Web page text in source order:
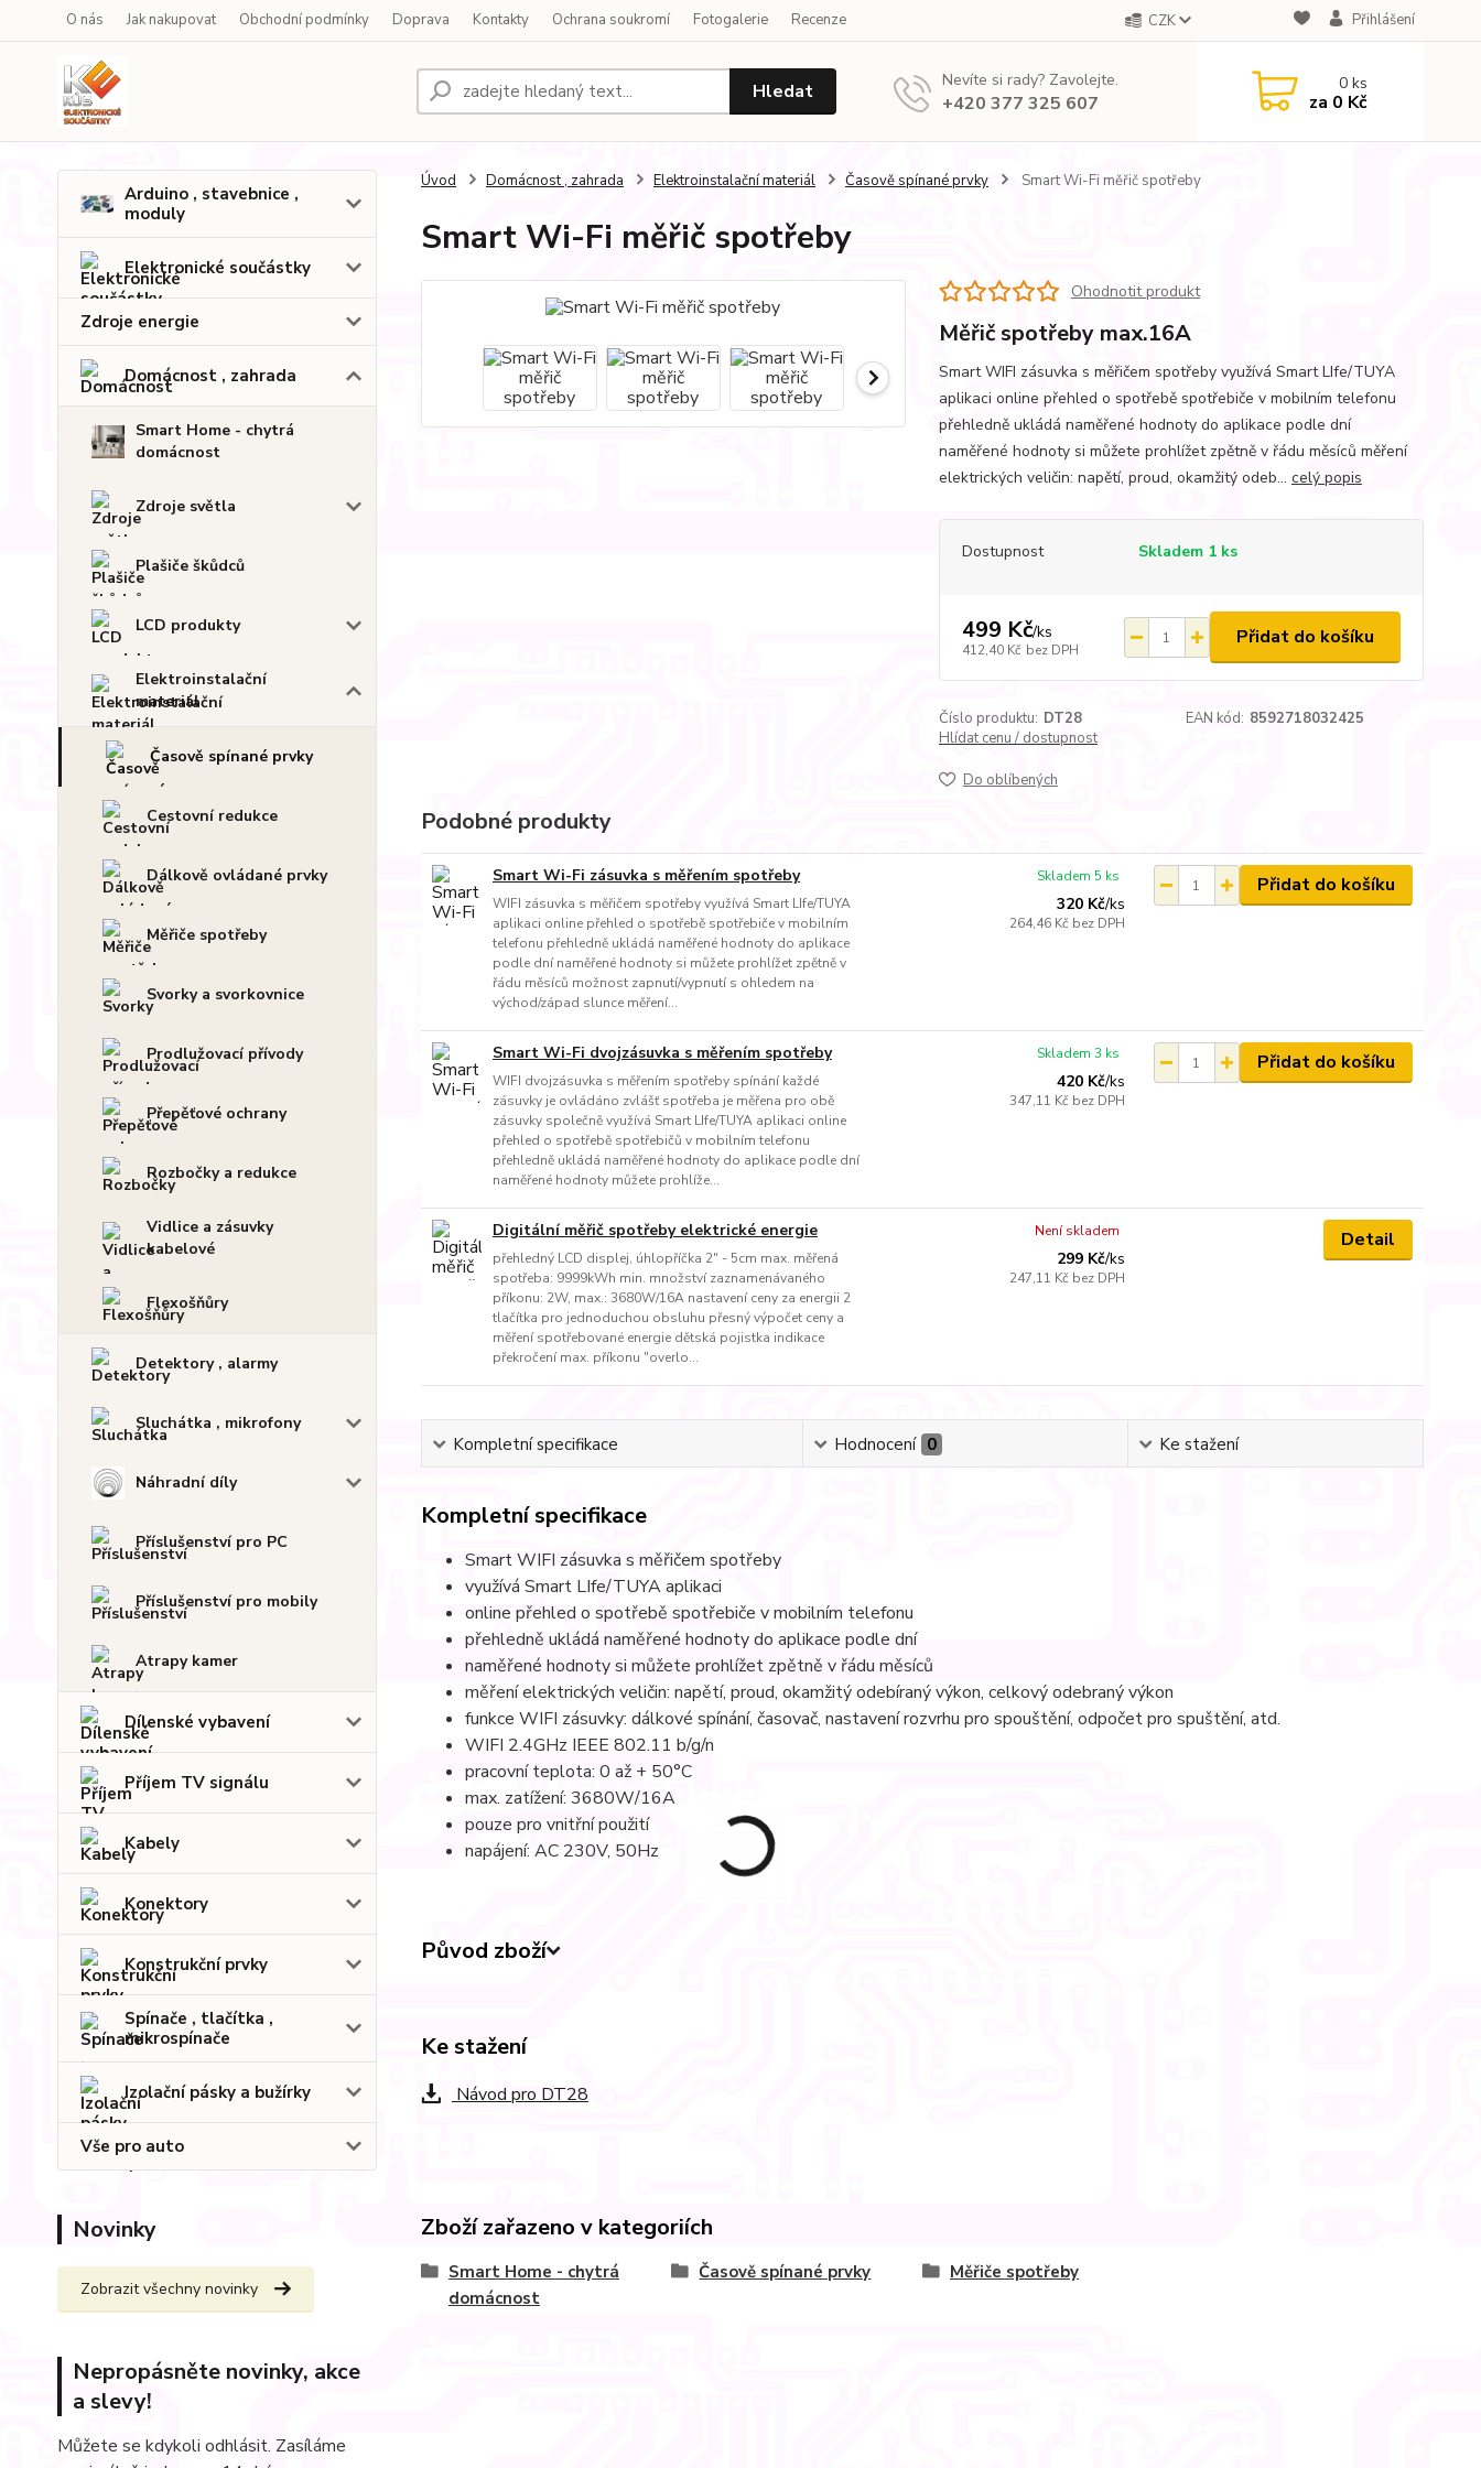
O nás Jak nakupovat Obchodní podmínky Doprava Kontakty Ochrana soukromí Fotogalerie Recenze CZK Přihlášení
Hledat Nevíte si rady? Zavolejte.
+420 377 325 607
0ks
za 0 Kč
Arduino , stavebnice ,
moduly
Elektronické součástky
Zdroje energie
Domácnost , zahrada
Smart Home - chytrá
domácnost
Zdroje světla
Plašiče škůdců
LCD produkty
Elektroinstalační
materiál
Časově spínané prvky
Cestovní redukce
Dálkově ovládané prvky
Měřiče spotřeby
Svorky a svorkovnice
Prodlužovací přívody
Přepěťové ochrany
Rozbočky a redukce
Vidlice a zásuvky
kabelové
Flexošňůry
Detektory , alarmy
Sluchátka , mikrofony
Náhradní díly
Příslušenství pro PC
Příslušenství pro mobily
Atrapy kamer
Dílenské vybavení
Příjem TV signálu
Kabely
Konektory
Konstrukční prvky
Spínače , tlačítka ,
mikrospínače
Izolační pásky a bužírky
Vše pro auto
Novinky
Zobrazit všechny novinky
Nepropásněte novinky, akce
a slevy!
Můžete se kdykoli odhlásit. Zasíláme
Úvod Domácnost , zahrada Elektroinstalační materiál Časově spínané prvky Smart Wi-Fi měřič spotřeby
Smart Wi-Fi měřič spotřeby
Ohodnotit produkt
Měřič spotřeby max.16A
Smart WIFI zásuvka s měřičem spotřeby využívá Smart LIfe/TUYA
aplikaci online přehled o spotřebě spotřebiče v mobilním telefonu
přehledně ukládá naměřené hodnoty do aplikace podle dní
naměřené hodnoty si můžete prohlížet zpětně v řádu měsíců měření
elektrických veličin: napětí, proud, okamžitý odeb... celý popis
Dostupnost Skladem 1 ks
499 Kč/ks
412,40 Kč bez DPH
Přidat do košíku
Číslo produktu: DT28 EAN kód: 8592718032425
Hlídat cenu / dostupnost
Do oblíbených
Podobné produkty
Smart Wi-Fi zásuvka s měřením spotřeby
WIFI zásuvka s měřičem spotřeby využívá Smart LIfe/TUYA
aplikaci online přehled o spotřebě spotřebiče v mobilním
telefonu přehledně ukládá naměřené hodnoty do aplikace
podle dní naměřené hodnoty si můžete prohlížet zpětně v
řádu měsíců možnost zapnutí/vypnutí s ohledem na
východ/západ slunce měření...
320 Kč/ks
264,46 Kč bez DPH
Skladem 5 ks Přidat do košíku
Smart Wi-Fi dvojzásuvka s měřením spotřeby
WIFI dvojzásuvka s měřením spotřeby spínání každé
zásuvky je ovládáno zvlášť spotřeba je měřena pro obě
zásuvky společně využívá Smart LIfe/TUYA aplikaci online
přehled o spotřebě spotřebičů v mobilním telefonu
přehledně ukládá naměřené hodnoty do aplikace podle dní
naměřené hodnoty můžete prohlíže...
420 Kč/ks
347,11 Kč bez DPH
Skladem 3 ks Přidat do košíku
Digitální měřič spotřeby elektrické energie
přehledný LCD displej, úhlopříčka 2" - 5cm max. měřená
spotřeba: 9999kWh min. množství zaznamenávaného
příkonu: 2W, max.: 3680W/16A nastavení ceny za energii 2
tlačítka pro jednoduchou obsluhu přesný výpočet ceny a
měření spotřebované energie dětská pojistka indikace
překročení max. příkonu "overlo...
299 Kč/ks
247,11 Kč bez DPH
Není skladem Detail
Kompletní specifikace Hodnocení 0 Ke stažení
Kompletní specifikace
Smart WIFI zásuvka s měřičem spotřeby
využívá Smart LIfe/TUYA aplikaci
online přehled o spotřebě spotřebiče v mobilním telefonu
přehledně ukládá naměřené hodnoty do aplikace podle dní
naměřené hodnoty si můžete prohlížet zpětně v řádu měsíců
měření elektrických veličin: napětí, proud, okamžitý odebíraný výkon, celkový odebraný výkon
funkce WIFI zásuvky: dálkové spínání, časovač, nastavení rozvrhu pro spouštění, odpočet pro spuštění, atd.
WIFI 2.4GHz IEEE 802.11 b/g/n
pracovní teplota: 0 až + 50°C
max. zatížení: 3680W/16A
pouze pro vnitřní použití
napájení: AC 230V, 50Hz
Původ zboží
Ke stažení
Návod pro DT28
Zboží zařazeno v kategoriích
Smart Home - chytrá
domácnost
Časově spínané prvky Měřiče spotřeby